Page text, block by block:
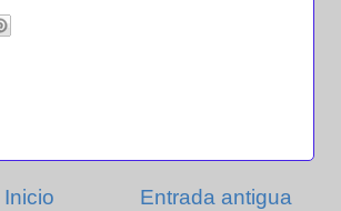
Entrada antigua
Inicio